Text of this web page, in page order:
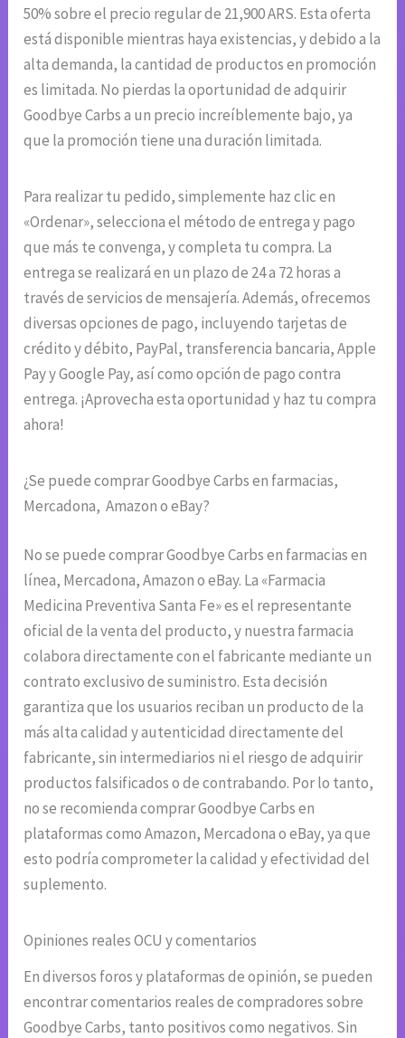
50% sobre el precio regular de 21,900 ARS. Esta oferta
está disponible mientras haya existencias, y debido a la
alta demanda, la cantidad de productos en promoción
es limitada. No pierdas la oportunidad de adquirir
Goodbye Carbs a un precio increíblemente bajo, ya
que la promoción tiene una duración limitada.
Para realizar tu pedido, simplemente haz clic en
«Ordenar», selecciona el método de entrega y pago
que más te convenga, y completa tu compra. La
entrega se realizará en un plazo de 24 a 72 horas a
través de servicios de mensajería. Además, ofrecemos
diversas opciones de pago, incluyendo tarjetas de
crédito y débito, PayPal, transferencia bancaria, Apple
Pay y Google Pay, así como opción de pago contra
entrega. ¡Aprovecha esta oportunidad y haz tu compra
ahora!
¿Se puede comprar Goodbye Carbs en farmacias,
Mercadona, Amazon o eBay?
No se puede comprar Goodbye Carbs en farmacias en
línea, Mercadona, Amazon o eBay. La «Farmacia
Medicina Preventiva Santa Fe» es el representante
oficial de la venta del producto, y nuestra farmacia
colabora directamente con el fabricante mediante un
contrato exclusivo de suministro. Esta decisión
garantiza que los usuarios reciban un producto de la
más alta calidad y autenticidad directamente del
fabricante, sin intermediarios ni el riesgo de adquirir
productos falsificados o de contrabando. Por lo tanto,
no se recomienda comprar Goodbye Carbs en
plataformas como Amazon, Mercadona o eBay, ya que
esto podría comprometer la calidad y efectividad del
suplemento.
Opiniones reales OCU y comentarios
En diversos foros y plataformas de opinión, se pueden
encontrar comentarios reales de compradores sobre
Goodbye Carbs, tanto positivos como negativos. Sin